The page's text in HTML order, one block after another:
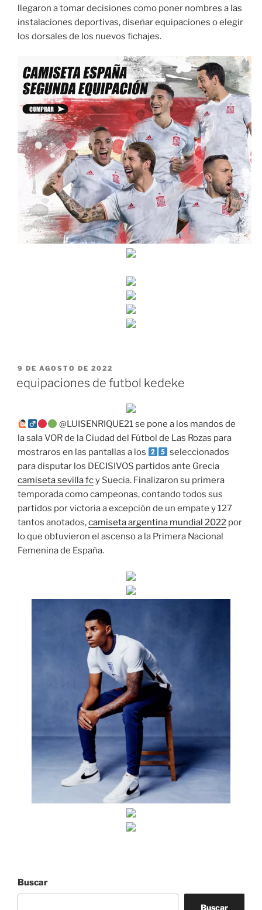
llegaron a tomar decisiones como poner nombres a las
instalaciones deportivas, diseñar equipaciones o elegir
los dorsales de los nuevos fichajes.
PUBLICADO
9 DE AGOSTO DE 2022
equipaciones de futbol kedeke
@LUISENRIQUE21 se pone a los mandos de
la sala VOR de la Ciudad del Fútbol de Las Rozas para
mostraros en las pantallas a los
seleccionados
para disputar los DECISIVOS partidos ante Grecia
camiseta sevilla fcy Suecia. Finalizaron su primera
temporada como campeonas, contando todos sus
partidos por victoria a excepción de un empate y 127
tantos anotados,camiseta argentina mundial 2022 por
lo que obtuvieron el ascenso a la Primera Nacional
Femenina de España.
Buscar
Buscar